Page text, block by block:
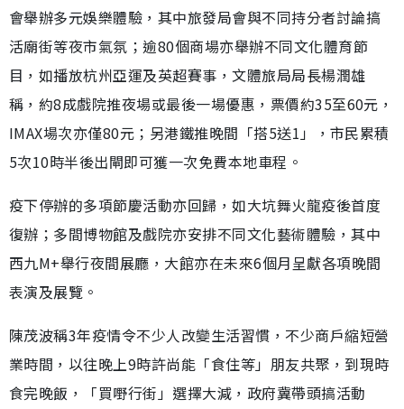
會舉辦多元娛樂體驗，其中旅發局會與不同持分者討論搞
活廟街等夜市氣氛；逾80個商場亦舉辦不同文化體育節
目，如播放杭州亞運及英超賽事，文體旅局局長楊潤雄
稱，約8成戲院推夜場或最後一場優惠，票價約35至60元，
IMAX場次亦僅80元；另港鐵推晚間「搭5送1」，市民累積
5次10時半後出閘即可獲一次免費本地車程。
疫下停辦的多項節慶活動亦回歸，如大坑舞火龍疫後首度
復辦；多間博物館及戲院亦安排不同文化藝術體驗，其中
西九M+舉行夜間展廳，大館亦在未來6個月呈獻各項晚間
表演及展覽。
陳茂波稱3年疫情令不少人改變生活習慣，不少商戶縮短營
業時間，以往晚上9時許尚能「食住等」朋友共聚，到現時
食完晚飯，「買嘢行街」選擇大減，政府冀帶頭搞活動